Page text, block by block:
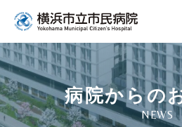
病院からの
NEWS